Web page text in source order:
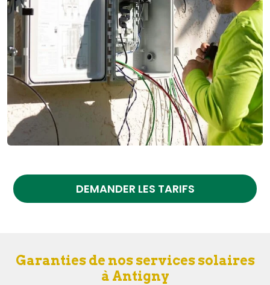
DEMANDER LES TARIFS
Garanties de nos services solaires
à Antigny